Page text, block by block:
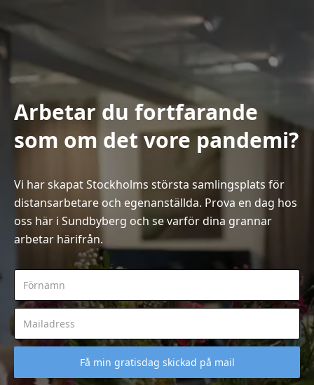
Arbetar du fortfarande
som om det vore pandemi?
Vi har skapat Stockholms största samlingsplats för
distansarbetare och egenanställda. Prova en dag hos
oss här i Sundbyberg och se varför dina grannar
arbetar härifrån.